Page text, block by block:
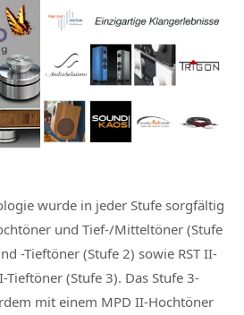
wurde in jeder Stufe sorgfältig
und Tief-/Mitteltöner (Stufe
-Tieftöner (Stufe 2) sowie RST II-
(Stufe 3). Das Stufe 3-
mit einem MPD II-Hochtöner